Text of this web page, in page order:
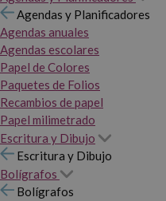
Agendas y Planificadores
Agendas anuales
Agendas escolares
Papel de Colores
Paquetes de Folios
Recambios de papel
Papel milimetrado
Escritura y Dibujo
Escritura y Dibujo
Bolígrafos
Bolígrafos